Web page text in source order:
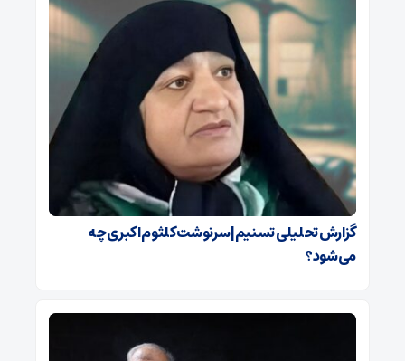
گزارش تحلیلی تسنیم| سرنوشت کلثوم اکبری چه
می‌شود؟